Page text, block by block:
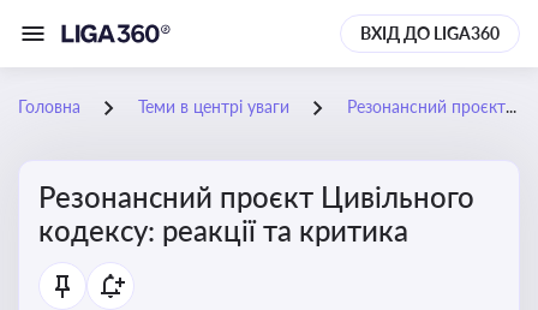
ВХІД ДО LIGA360
Головна Теми в центрі уваги Резонансний проєкт Цивільного кодексу: реакції та критика
Резонансний проєкт Цивільного
кодексу: реакції та критика